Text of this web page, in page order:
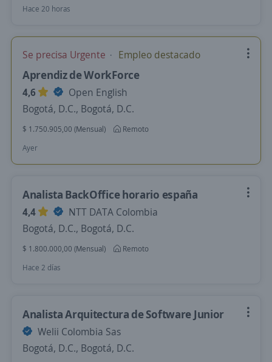
Hace 20 horas
Se precisa Urgente Empleo destacado
Aprendiz de WorkForce
4,6
Open English
Bogotá, D.C., Bogotá, D.C.
$ 1.750.905,00 (Mensual)
Remoto
Ayer
Analista BackOffice horario españa
4,4
NTT DATA Colombia
Bogotá, D.C., Bogotá, D.C.
$ 1.800.000,00 (Mensual)
Remoto
Hace 2 días
Analista Arquitectura de Software Junior
Welii Colombia Sas
Bogotá, D.C., Bogotá, D.C.